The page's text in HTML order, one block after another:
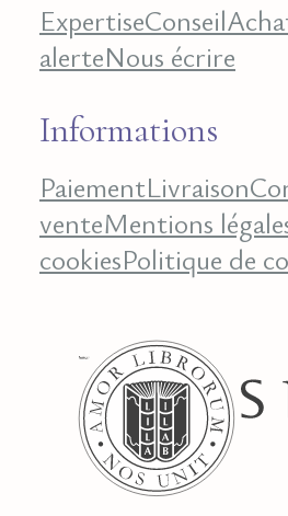
ExpertiseConseil
alerteNous écrire
Informations
PaiementLivraison
venteMentions
cookiesPolitique de